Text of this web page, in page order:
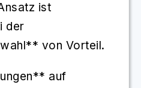
ist
der
von Vorteil.
auf